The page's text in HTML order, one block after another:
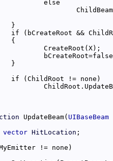
UpdateBeam( UIBaseBeam
vector HitLocation